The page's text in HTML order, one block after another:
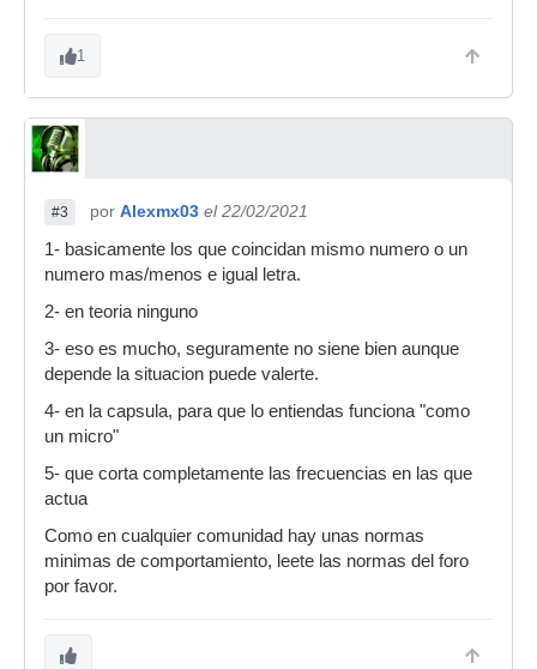
1
#3 por Alexmx03 el 22/02/2021
1- basicamente los que coincidan mismo numero o un
numero mas/menos e igual letra.
2- en teoria ninguno
3- eso es mucho, seguramente no siene bien aunque
depende la situacion puede valerte.
4- en la capsula, para que lo entiendas funciona "como
un micro"
5- que corta completamente las frecuencias en las que
actua
Como en cualquier comunidad hay unas normas
minimas de comportamiento, leete las normas del foro
por favor.